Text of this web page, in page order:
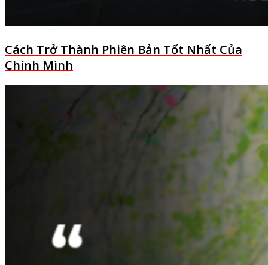
Cách Trở Thành Phiên Bản Tốt Nhất Của
Chính Mình